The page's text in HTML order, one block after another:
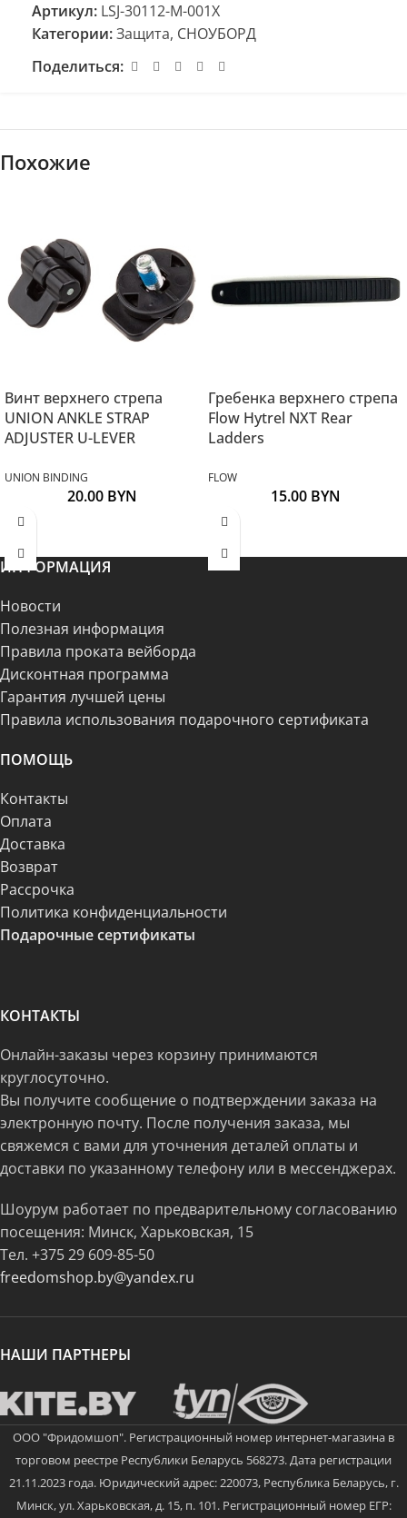
Артикул: LSJ-30112-M-001X
Категории:Защита, СНОУБОРД
Поделиться:
Похожие
Винт верхнего стрепа
UNION ANKLE STRAP
ADJUSTER U-LEVER
UNION BINDING
20.00 BYN
Гребенка верхнего стрепа
Flow Hytrel NXT Rear
Ladders
FLOW
15.00 BYN
ИНФОРМАЦИЯ
Новости
Полезная информация
Правила проката вейборда
Дисконтная программа
Гарантия лучшей цены
Правила использования подарочного сертификата
ПОМОЩЬ
Контакты
Оплата
Доставка
Возврат
Рассрочка
Политика конфиденциальности
Подарочные сертификаты
КОНТАКТЫ
Онлайн-заказы через корзину принимаются
круглосуточно.
Вы получите сообщение о подтверждении заказа на
электронную почту. После получения заказа, мы
свяжемся с вами для уточнения деталей оплаты и
доставки по указанному телефону или в мессенджерах.
Шоурум работает по предварительному согласованию
посещения: Минск, Харьковская, 15
Тел. +375 29 609-85-50
freedomshop.by@yandex.ru
НАШИ ПАРТНЕРЫ
ООО "Фридомшоп". Регистрационный номер интернет-магазина в
торговом реестре Республики Беларусь 568273. Дата регистрации
21.11.2023 года. Юридический адрес: 220073, Республика Беларусь, г.
Минск, ул. Харьковская, д. 15, п. 101. Регистрационный номер ЕГР: